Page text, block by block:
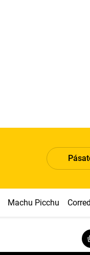
Machu Picchu